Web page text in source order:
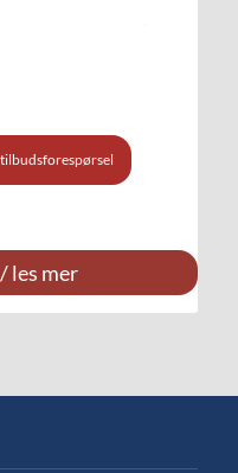
tilbudsforespørsel
les mer